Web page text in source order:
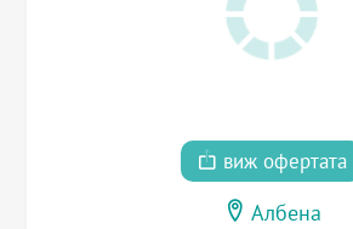
виж офертата
Албена